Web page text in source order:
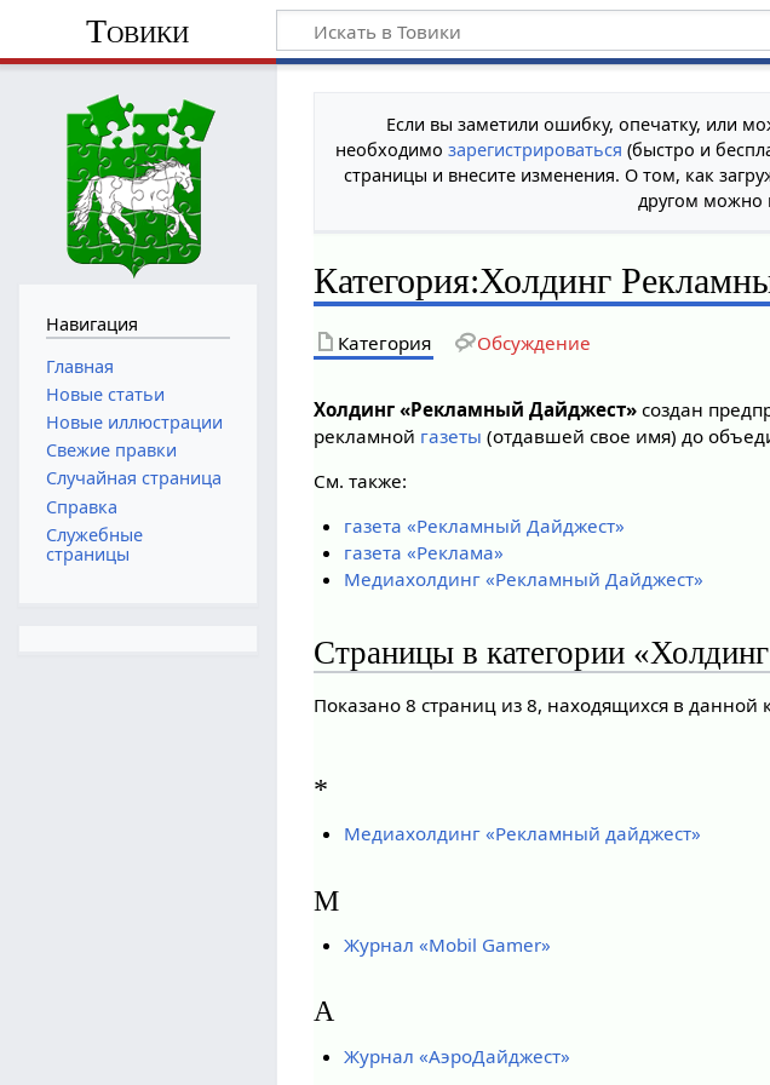
Товики
Если вы заметили ошибку, опечатку, или
необходимозарегистрироваться (быстро и
страницы и внесите изменения. О том, как
другом можно
Категория:Холдинг
Категория Обсуждение
Холдинг «Рекламный Дайджест» создан
рекламной газеты (отдавшей свое имя) до
См. также:
газета «Рекламный Дайджест»
газета «Реклама»
Медиахолдинг «Рекламный Дайджест»
Страницы в категории
Показано 8 страниц из 8, находящихся в данной
*
Медиахолдинг «Рекламный дайджест»
M
Журнал «Mobil Gamer»
А
Журнал «АэроДайджест»
Навигация
Главная
Новые статьи
Новые иллюстрации
Свежие правки
Случайная страница
Справка
Служебные
страницы